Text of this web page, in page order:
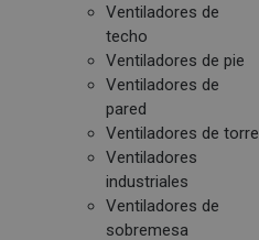
Ventiladores de
techo
Ventiladores de pie
Ventiladores de
pared
Ventiladores de torre
Ventiladores
industriales
Ventiladores de
sobremesa